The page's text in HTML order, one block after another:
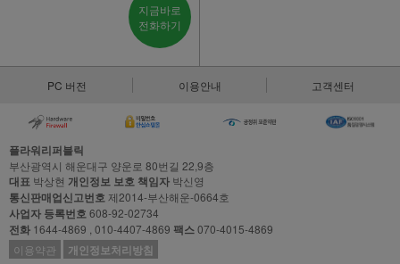
지금바로
전화하기
PC 버전 이용안내 고객센터
플라워리퍼블릭
부산광역시 해운대구 양운로 80번길 22,9층
대표 박상현 개인정보 보호 책임자 박신영
통신판매업신고번호제2014-부산해운-0664호
사업자 등록번호608-92-02734
전화 1644-4869 , 010-4407-4869 팩스070-4015-4869
이용약관
개인정보처리방침